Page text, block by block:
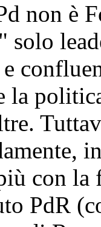
non è
solo
la
con
PdR